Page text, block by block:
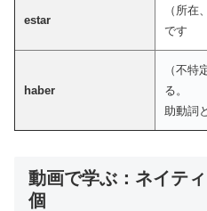
estar
（所在
です
haber
（不
る。
助動詞
動画で学ぶ：ネイテ
個